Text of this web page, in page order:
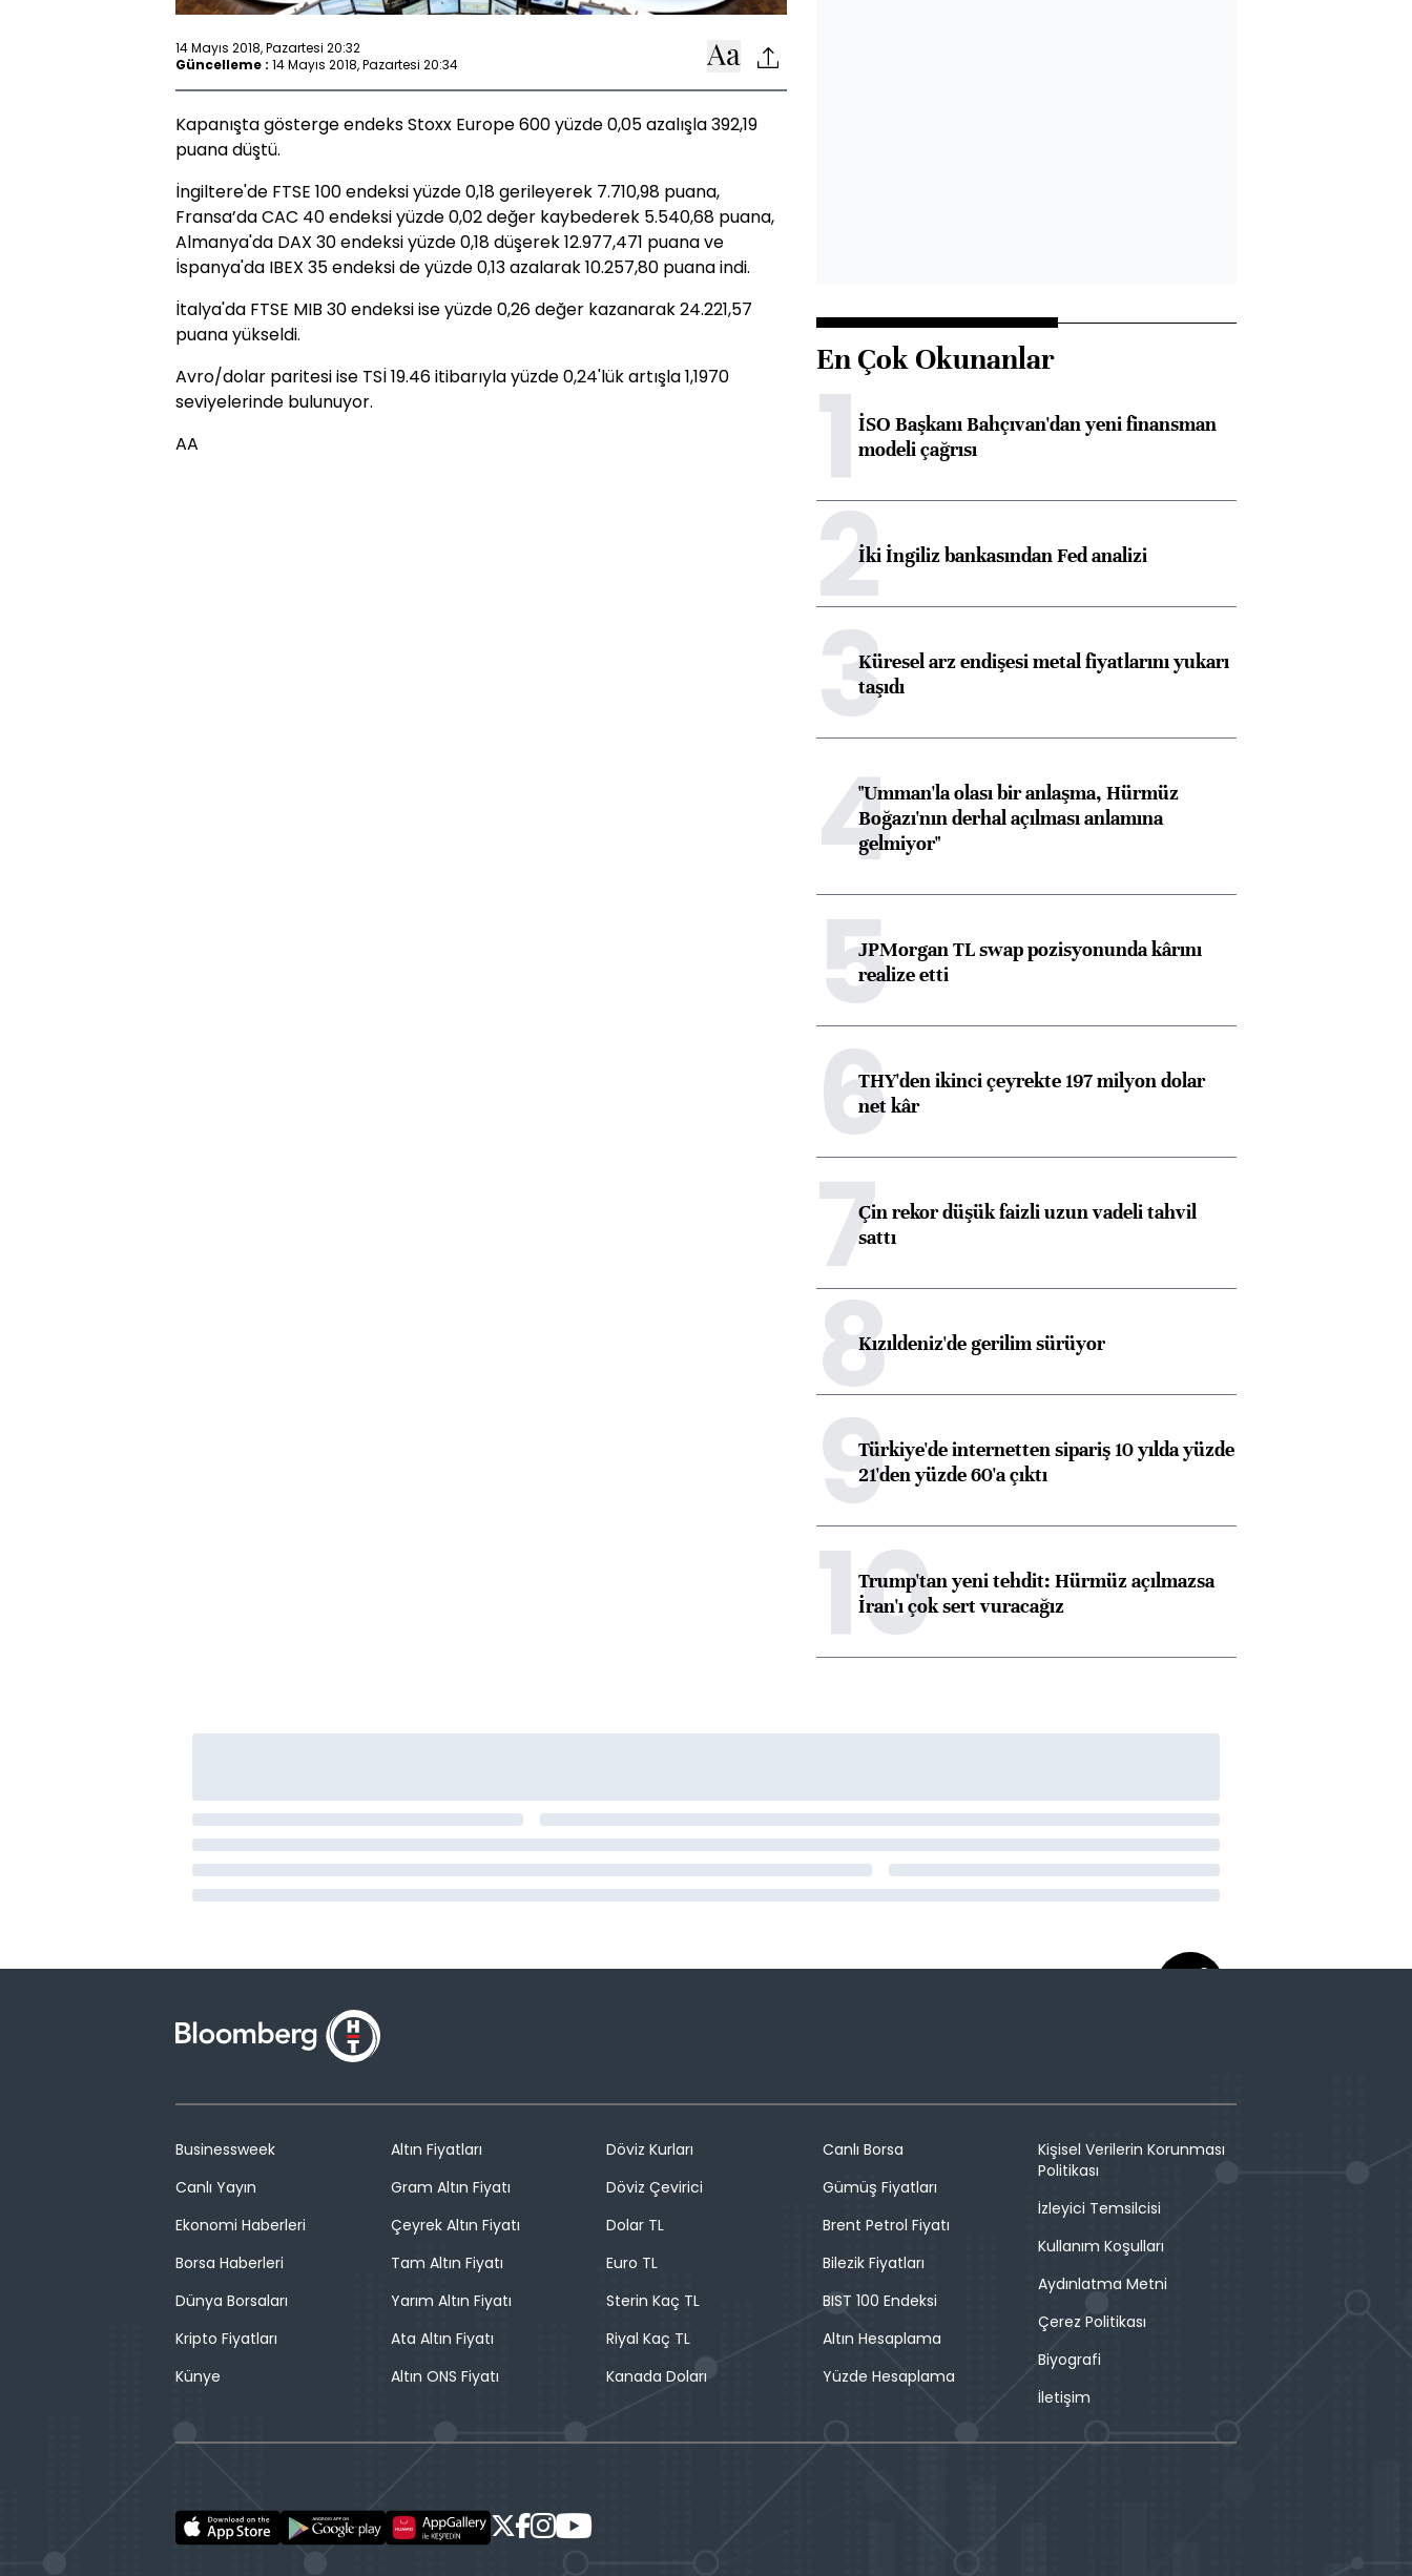
14 Mayıs 2018, Pazartesi 20:32
Güncelleme : 14 Mayıs 2018, Pazartesi 20:34
Kapanışta gösterge endeks Stoxx Europe 600 yüzde 0,05 azalışla 392,19
puana düştü.
İngiltere'de FTSE 100 endeksi yüzde 0,18 gerileyerek 7.710,98 puana,
Fransa’da CAC 40 endeksi yüzde 0,02 değer kaybederek 5.540,68 puana,
Almanya'da DAX 30 endeksi yüzde 0,18 düşerek 12.977,471 puana ve
İspanya'da IBEX 35 endeksi de yüzde 0,13 azalarak 10.257,80 puana indi.
İtalya'da FTSE MIB 30 endeksi ise yüzde 0,26 değer kazanarak 24.221,57
puana yükseldi.
Avro/dolar paritesi ise TSİ 19.46 itibarıyla yüzde 0,24'lük artışla 1,1970
seviyelerinde bulunuyor.
AA
En Çok Okunanlar
1İSO Başkanı Bahçıvan'dan yeni finansman
modeli çağrısı
2İki İngiliz bankasından Fed analizi
3Küresel arz endişesi metal fiyatlarını yukarı
taşıdı
4"Umman'la olası bir anlaşma, Hürmüz
Boğazı'nın derhal açılması anlamına
gelmiyor"
5JPMorgan TL swap pozisyonunda kârını
realize etti
6THY'den ikinci çeyrekte 197 milyon dolar
net kâr
7Çin rekor düşük faizli uzun vadeli tahvil
sattı
8Kızıldeniz'de gerilim sürüyor
9Türkiye'de internetten sipariş 10 yılda yüzde
21'den yüzde 60'a çıktı
10
Trump'tan yeni tehdit: Hürmüz açılmazsa
İran'ı çok sert vuracağız
Businessweek
Canlı Yayın
Ekonomi Haberleri
Borsa Haberleri
Dünya Borsaları
Kripto Fiyatları
Künye
Altın Fiyatları
Gram Altın Fiyatı
Çeyrek Altın Fiyatı
Tam Altın Fiyatı
Yarım Altın Fiyatı
Ata Altın Fiyatı
Altın ONS Fiyatı
Döviz Kurları
Döviz Çevirici
Dolar TL
Euro TL
Sterin Kaç TL
Riyal Kaç TL
Kanada Doları
Canlı Borsa
Gümüş Fiyatları
Brent Petrol Fiyatı
Bilezik Fiyatları
BIST 100 Endeksi
Altın Hesaplama
Yüzde Hesaplama
Kişisel Verilerin Korunması
Politikası
İzleyici Temsilcisi
Kullanım Koşulları
Aydınlatma Metni
Çerez Politikası
Biyografi
İletişim